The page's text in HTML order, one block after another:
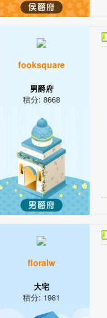
fooksquare
男爵府
積分: 8668
floralw
大宅
積分: 1981